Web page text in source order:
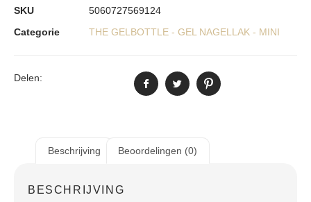
SKU
5060727569124
Categorie
THE GELBOTTLE - GEL NAGELLAK - MINI
Delen:
Beschrijving Beoordelingen (0)
BESCHRIJVING